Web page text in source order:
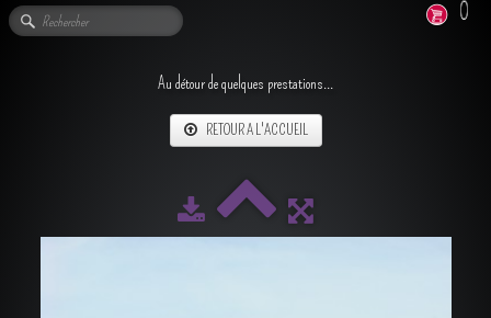
0
Au détour de quelques prestations...
RETOUR A L'ACCUEIL